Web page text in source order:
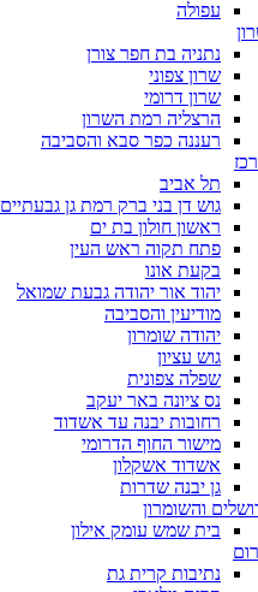
עפולה
נתניה בת חפר צורן
שרון צפוני
שרון דרומי
הרצליה רמת השרון
רעננה כפר סבא והסביבה
תל אביב
גוש דן בני ברק רמת גן גבעתיים
ראשון חולון בת ים
פתח תקוה ראש העין
בקעת אונו
יהוד אור יהודה גבעת שמואל
מודיעין והסביבה
יהודה שומרון
גוש עציון
שפלה צפונית
נס ציונה באר יעקב
רחובות יבנה עד אשדוד
מישור החוף הדרומי
אשדוד אשקלון
גן יבנה שדרות
והשומרון
בית שמש עומק אילון
נתיבות קרית גת